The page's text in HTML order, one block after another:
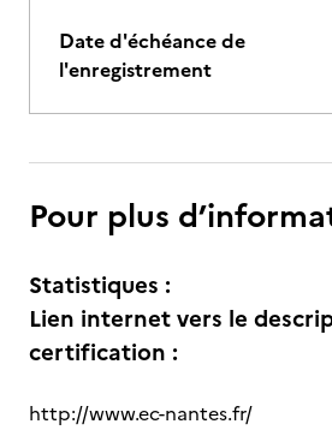
Date d'échéance de
l'enregistrement
Pour plus
Statistiques :
Lien internet vers le
certification :
http://www.ec-nantes.fr/